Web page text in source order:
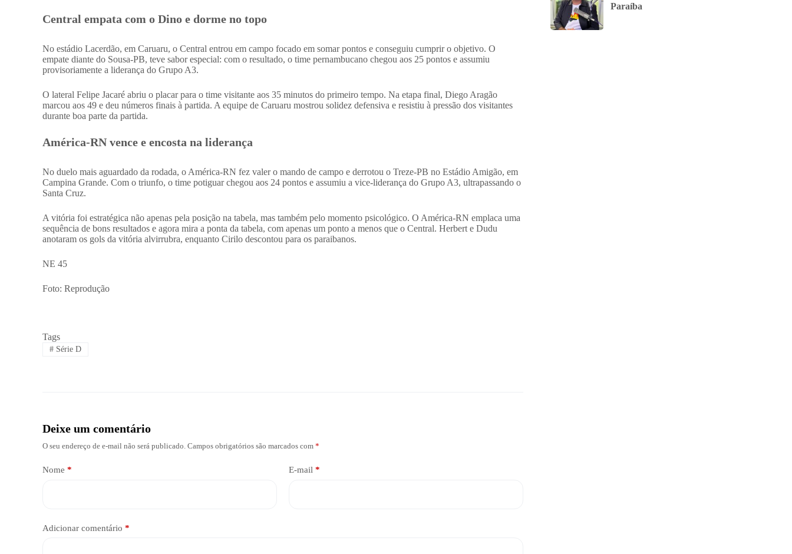
Central empata com o Dino e dorme no topo
No estádio Lacerdão, em Caruaru, o Central entrou em campo focado em somar pontos e conseguiu cumprir o objetivo. O
empate diante do Sousa-PB, teve sabor especial: com o resultado, o time pernambucano chegou aos 25 pontos e assumiu
provisoriamente a liderança do Grupo A3.
O lateral Felipe Jacaré abriu o placar para o time visitante aos 35 minutos do primeiro tempo. Na etapa final, Diego Aragão
marcou aos 49 e deu números finais à partida. A equipe de Caruaru mostrou solidez defensiva e resistiu à pressão dos visitantes
durante boa parte da partida.
América-RN vence e encosta na liderança
No duelo mais aguardado da rodada, o América-RN fez valer o mando de campo e derrotou o Treze-PB no Estádio Amigão, em
Campina Grande. Com o triunfo, o time potiguar chegou aos 24 pontos e assumiu a vice-liderança do Grupo A3, ultrapassando o
Santa Cruz.
A vitória foi estratégica não apenas pela posição na tabela, mas também pelo momento psicológico. O América-RN emplaca uma
sequência de bons resultados e agora mira a ponta da tabela, com apenas um ponto a menos que o Central. Herbert e Dudu
anotaram os gols da vitória alvirrubra, enquanto Cirilo descontou para os paraibanos.
NE 45
Foto: Reprodução
Tags
#Série D
Deixe um comentário
O seu endereço de e-mail não será publicado. Campos obrigatórios são marcados com *
Nome * E-mail *
Adicionar comentário *
Paraíba